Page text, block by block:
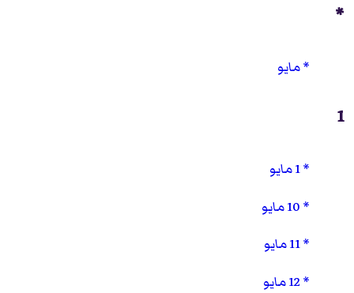
*
مايو
1
1 مايو
10 مايو
11 مايو
12 مايو